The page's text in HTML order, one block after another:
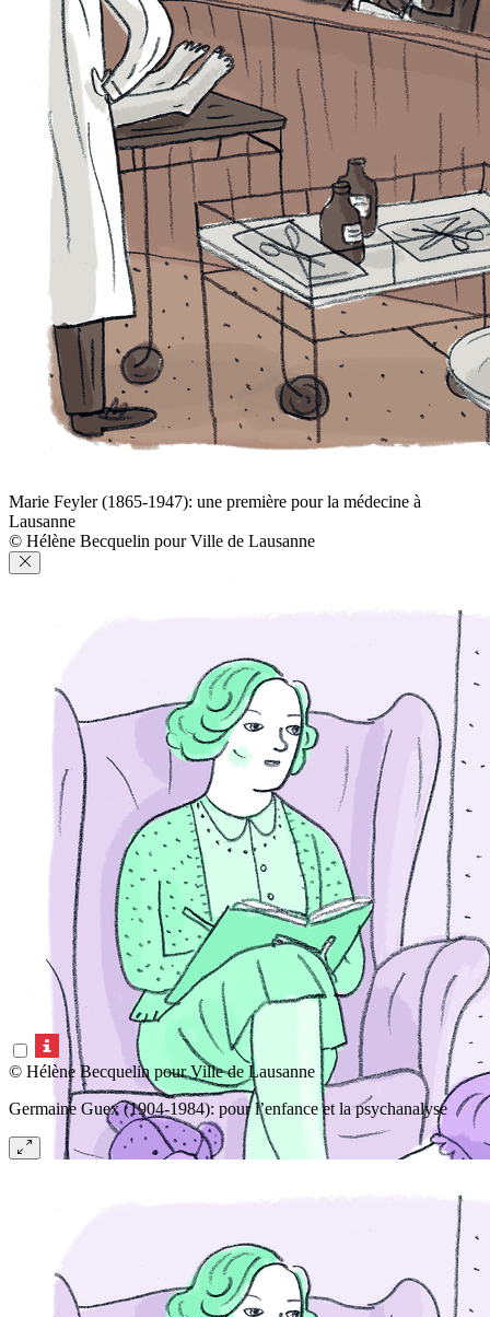
Marie Feyler (1865-1947): une première pour la médecine à
Lausanne
© Hélène Becquelin pour Ville de Lausanne
© Hélène Becquelin pour Ville de Lausanne
Germaine Guex (1904-1984): pour l’enfance et la psychanalyse